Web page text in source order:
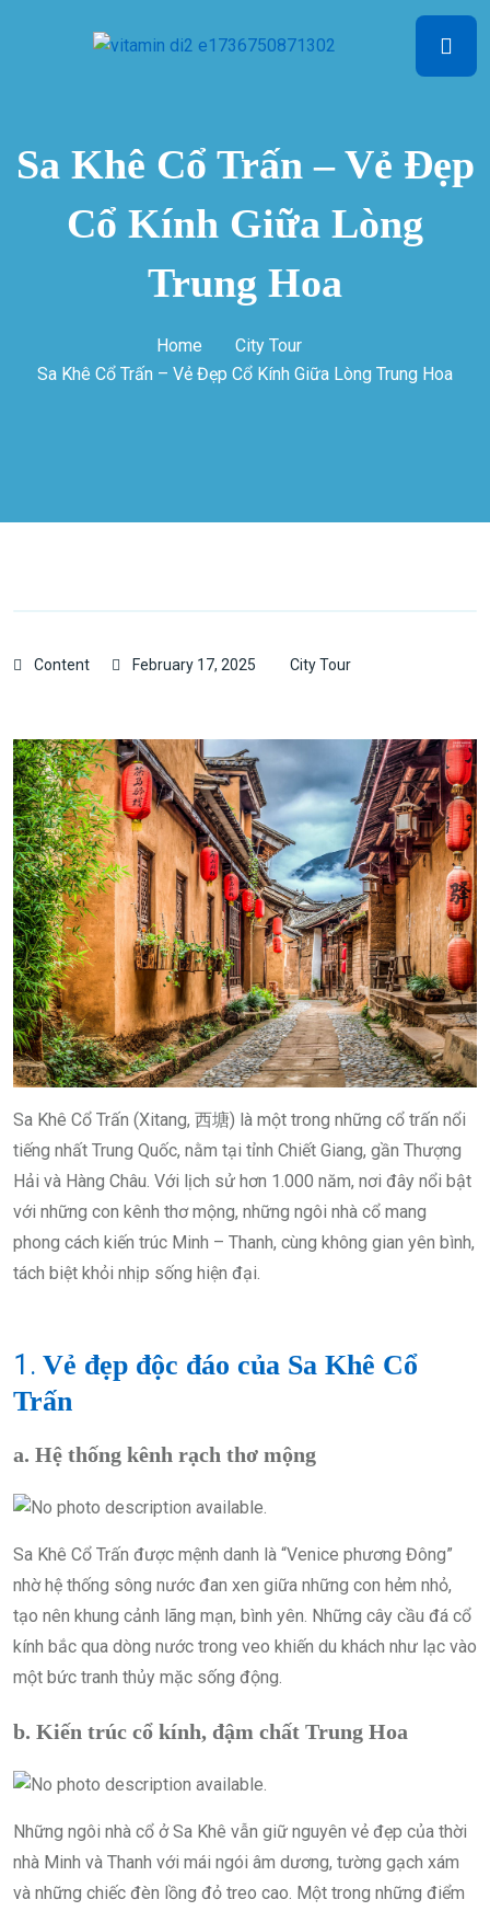
Sa Khê Cổ Trấn – Vẻ Đẹp
Cổ Kính Giữa Lòng
Trung Hoa
Home
City Tour
Sa Khê Cổ Trấn – Vẻ Đẹp Cổ Kính Giữa Lòng Trung Hoa
Content February 17, 2025 City Tour
Sa Khê Cổ Trấn (Xitang, 西塘) là một trong những cổ trấn nổi
tiếng nhất Trung Quốc, nằm tại tỉnh Chiết Giang, gần Thượng
Hải và Hàng Châu. Với lịch sử hơn 1.000 năm, nơi đây nổi bật
với những con kênh thơ mộng, những ngôi nhà cổ mang
phong cách kiến trúc Minh – Thanh, cùng không gian yên bình,
tách biệt khỏi nhịp sống hiện đại.
1. Vẻ đẹp độc đáo của Sa Khê Cổ
Trấn
a. Hệ thống kênh rạch thơ mộng
Sa Khê Cổ Trấn được mệnh danh là “Venice phương Đông”
nhờ hệ thống sông nước đan xen giữa những con hẻm nhỏ,
tạo nên khung cảnh lãng mạn, bình yên. Những cây cầu đá cổ
kính bắc qua dòng nước trong veo khiến du khách như lạc vào
một bức tranh thủy mặc sống động.
b. Kiến trúc cổ kính, đậm chất Trung Hoa
Những ngôi nhà cổ ở Sa Khê vẫn giữ nguyên vẻ đẹp của thời
nhà Minh và Thanh với mái ngói âm dương, tường gạch xám
và những chiếc đèn lồng đỏ treo cao. Một trong những điểm